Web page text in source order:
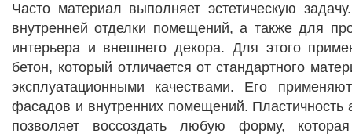
Часто материал выполняет эстетическую
внутренней отделки помещений, а также для
интерьера и внешнего декора. Для этого
бетон, который отличается от стандартного
эксплуатационными качествами. Его
фасадов и внутренних помещений. Пластичность
позволяет воссоздать любую форму,